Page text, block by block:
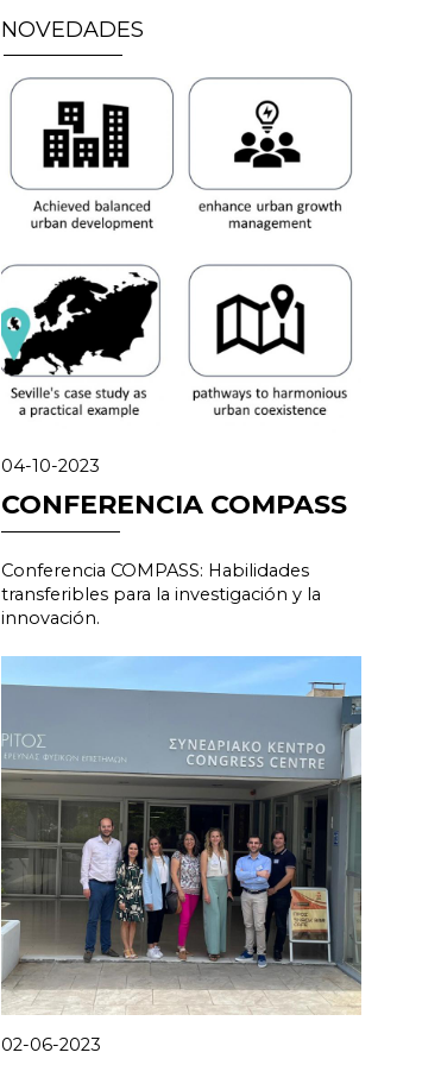
NOVEDADES
04-10-2023
CONFERENCIA COMPASS
Conferencia COMPASS: Habilidades
transferibles para la investigación y la
innovación.
02-06-2023